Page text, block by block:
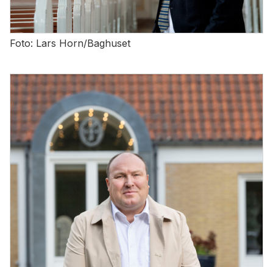
Foto: Lars Horn/Baghuset